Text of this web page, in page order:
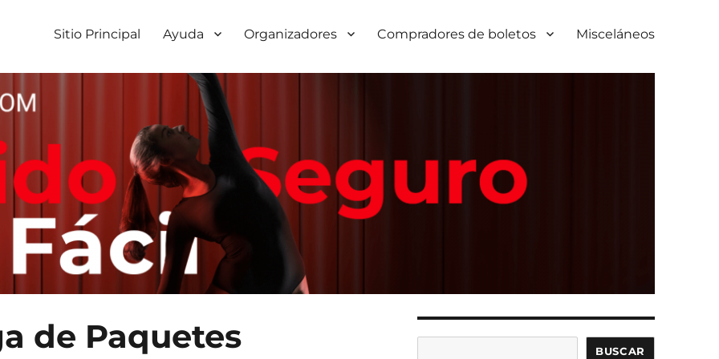
Sitio Principal Ayuda Organizadores Compradores de boletos Misceláneos
de Paquetes BUSCAR